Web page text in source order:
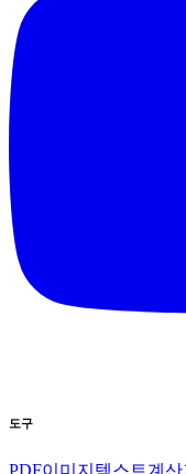
도구
PDF이미지 텍스트계산